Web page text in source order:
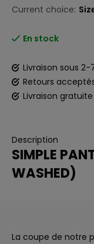
Current choice:
En stock
Livraison sous 2-
Retours
Livraison
Description
SIMPLE
WASHED)
La coupe de notre